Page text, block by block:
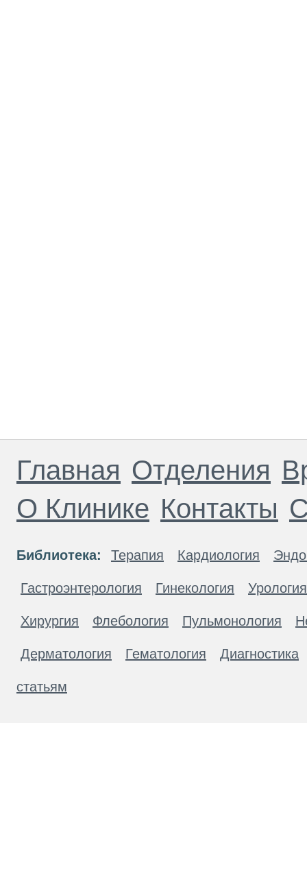
Главная Отделения
О Клинике Контакты
Библиотека: Терапия Кардиология
Гастроэнтерология Гинекология Урология
Хирургия Флебология Пульмонология
Дерматология Гематология Диагностика
статьям